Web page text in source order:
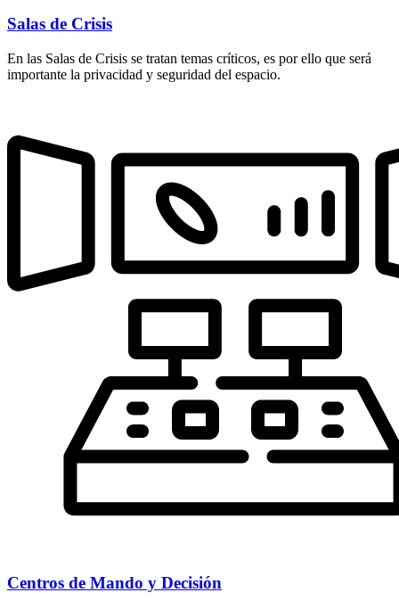
Salas de Crisis
En las Salas de Crisis se tratan temas críticos, es por ello que será
importante la privacidad y seguridad del espacio.
Centros de Mando y Decisión